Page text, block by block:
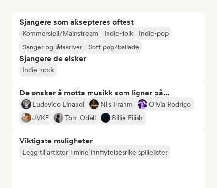
Sjangere som aksepteres oftest
Kommersiell/Mainstream Indie-folk
Indie-pop
Sanger og låtskriver
Soft pop/ballade
Sjangere de elsker
Indie-rock
De ønsker å motta musikk som ligner på...
Ludovico Einaudi Nils Frahm
Olivia Rodrigo
JVKE
Tom Odell Billie Eilish
Viktigste muligheter
Legg til artister i mine innflytelsesrike spillelister